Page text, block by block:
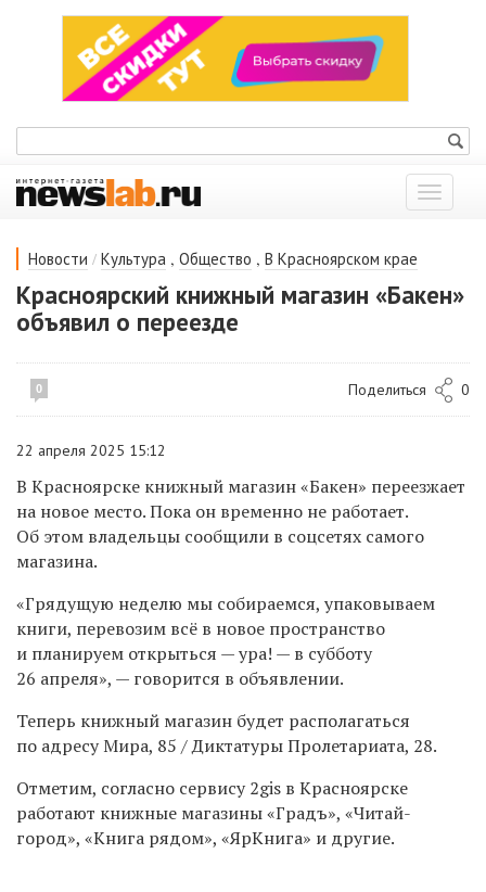
Показать
меню
Новости / Культура , Общество , В Красноярском крае
Красноярский книжный магазин «Бакен»
объявил о переезде
0 Поделиться 0
22 апреля 2025 15:12
В Красноярске книжный магазин «Бакен» переезжает
на новое место. Пока он временно не работает.
Об этом владельцы сообщили в соцсетях самого
магазина.
«Грядущую неделю мы собираемся, упаковываем
книги, перевозим всё в новое пространство
и планируем открыться — ура! — в субботу
26 апреля», — говорится в объявлении.
Теперь книжный магазин будет располагаться
по адресу Мира, 85 / Диктатуры Пролетариата, 28.
Отметим, согласно сервису 2gis в Красноярске
работают книжные магазины «Градъ», «Читай-
город», «Книга рядом», «ЯрКнига» и другие.